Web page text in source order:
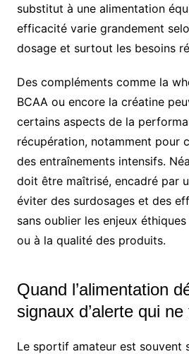
substitut à une alimentation
efficacité varie grandement
dosage et surtout les besoins
Des compléments comme la
BCAA ou encore la créatine
certains aspects de la
récupération, notamment pour
des entraînements intensifs.
doit être maîtrisé, encadré par
éviter des surdosages et des
sans oublier les enjeux
ou à la qualité des produits.
Quand l’alimentation
signaux d’alerte qui
Le sportif amateur est souvent